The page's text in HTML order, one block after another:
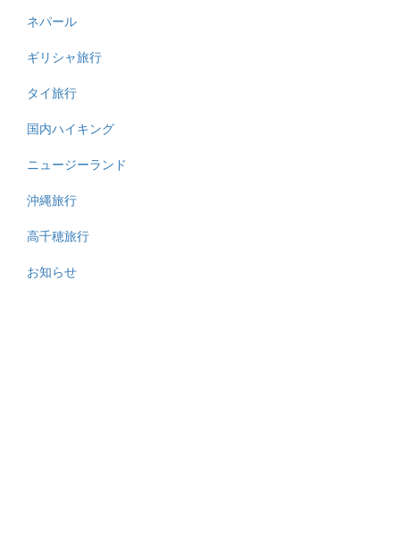
ネパール
ギリシャ旅行
タイ旅行
国内ハイキング
ニュージーランド
沖縄旅行
高千穂旅行
お知らせ